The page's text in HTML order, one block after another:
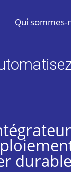
Qui sommes-